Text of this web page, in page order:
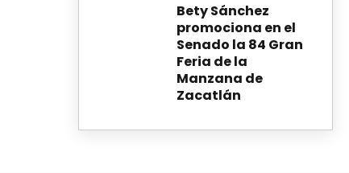
Bety Sánchez
promociona en el
Senado la 84 Gran
Feria de la
Manzana de
Zacatlán